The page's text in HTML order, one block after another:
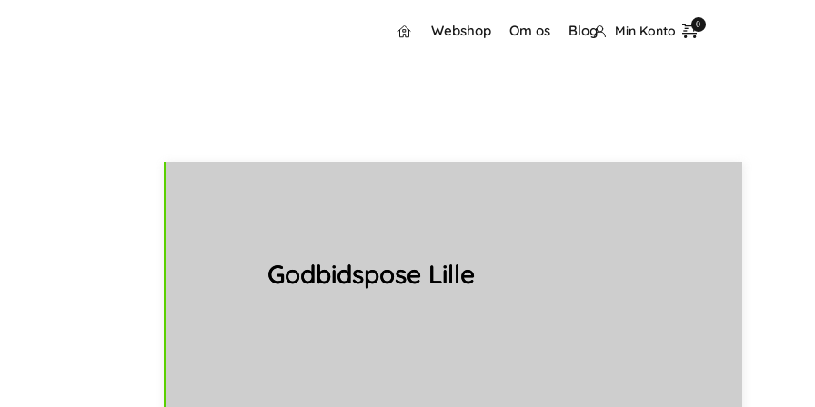
Webshop Om os Blog Min Konto
Godbidspose Lille